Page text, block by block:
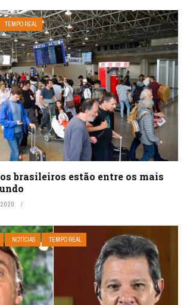
TEMPO REAL
brasileiros estão entre os mais
NOTÍCIAS TEMPO REAL